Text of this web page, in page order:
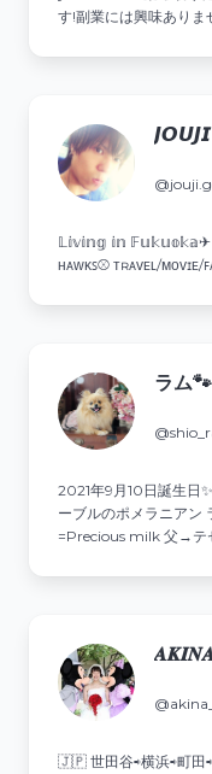
す!副業には興味ありま
𝕃𝕚𝕧𝕚𝕟𝕘 𝕚𝕟 𝔽𝕦𝕜𝕦𝕠𝕜𝕒✈︎
ʜᴀᴡᴋꜱ⚾️ ᴛʀᴀᴠᴇʟ/ᴍᴏᴠɪᴇ/
ラム🐾
2021年9月10日誕生日
ーブルのポメラニアン
=Precious milk 父→テ
🇯🇵 世田谷⇨横浜⇨町田